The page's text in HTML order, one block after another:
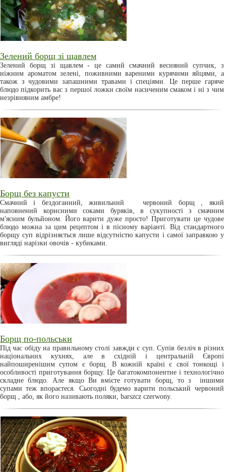
Зелений борщ зі щавлем
Зелений борщ зі щавлем - це самий смачний весняний супчик, з
ніжним ароматом зелені, поживними вареними курячими яйцями, а
також з чудовими запашними травами і спеціями. Це перше гаряче
блюдо підкорить вас з першої ложки своїм насиченим смаком і ні з чим
незрівняним амбре!
Борщ без капусти
Смачний і бездоганний, живильний червоний борщ , який
наповнений корисними соками буряків, в сукупності з смачним
м'ясним бульйоном. Його варити дуже просто! Приготувати це чудове
блюдо можна за цим рецептом і в пісному варіанті. Від стандартного
борщу суп відрізняється лише відсутністю капусти і самої заправкою у
вигляді нарізки овочів - кубиками.
Борщ по-польськи
Під час обіду на правильному столі завжди є суп. Супів безліч в різних
національних кухнях, але в східній і центральній Європі
найпоширенішим супом є борщ. В кожній країні є свої тонкощі і
особливості приготування борщу. Це багатокомпонентне і технологічно
складне блюдо. Але якщо Ви вмієте готувати борщ, то з іншими
супами теж впораєтеся. Сьогодні будемо варити польський червоний
борщ , або, як його називають поляки, barszcz czerwony.